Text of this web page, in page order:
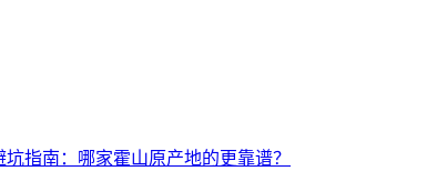
指南：哪家霍山原产地的更靠谱？